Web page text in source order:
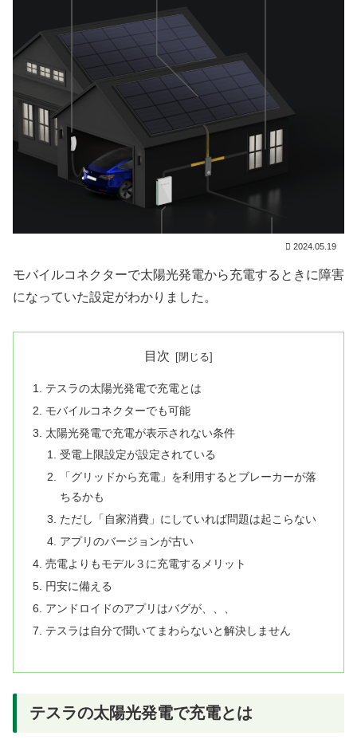
2024.05.19
モバイルコネクターで太陽光発電から充電するときに障害
になっていた設定がわかりました。
目次
テスラの太陽光発電で充電とは
モバイルコネクターでも可能
太陽光発電で充電が表示されない条件
受電上限設定が設定されている
「グリッドから充電」を利用するとブレーカーが落
ちるかも
ただし「自家消費」にしていれば問題は起こらない
アプリのバージョンが古い
売電よりもモデル３に充電するメリット
円安に備える
アンドロイドのアプリはバグが、、、
テスラは自分で聞いてまわらないと解決しません
テスラの太陽光発電で充電とは